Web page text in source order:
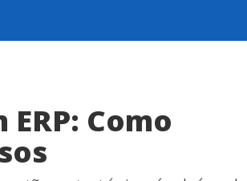
Como